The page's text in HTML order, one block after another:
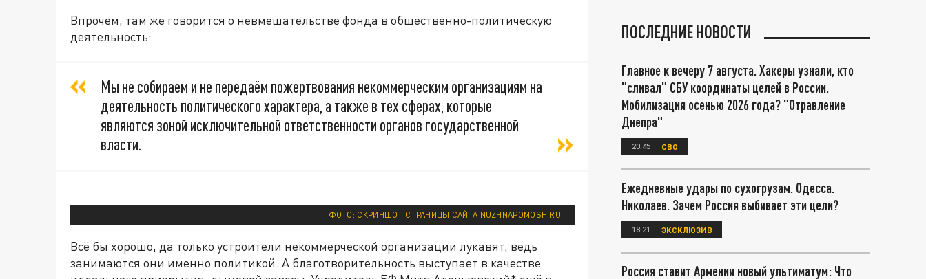
Впрочем, там же говорится о невмешательстве фонда в общественно-политическую
деятельность:
Мы не собираем и не передаём пожертвования некоммерческим организациям на
деятельность политического характера, а также в тех сферах, которые
являются зоной исключительной ответственности органов государственной
власти.
ФОТО: СКРИНШОТ СТРАНИЦЫ САЙТА NUZHNAPOMOSH.RU
Всё бы хорошо, да только устроители некоммерческой организации лукавят, ведь
занимаются они именно политикой. А благотворительность выступает в качестве
ПОСЛЕДНИЕ НОВОСТИ
Главное к вечеру 7 августа. Хакеры узнали, кто
"сливал" СБУ координаты целей в России.
Мобилизация осенью 2026 года? "Отравление
Днепра"
20:45 СВО
Ежедневные удары по сухогрузам. Одесса.
Николаев. Зачем Россия выбивает эти цели?
18:21 ЭКСКЛЮЗИВ
Россия ставит Армении новый ультиматум: Что